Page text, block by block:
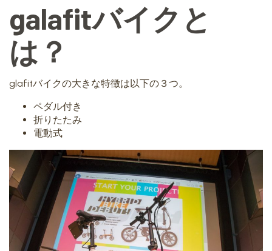
galafitバイクと
は？
glafitバイクの大きな特徴は以下の３つ。
ペダル付き
折りたたみ
電動式